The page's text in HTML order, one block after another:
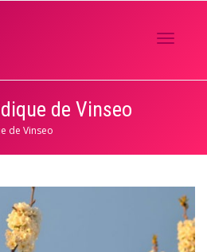
de Vinseo
de Vinseo